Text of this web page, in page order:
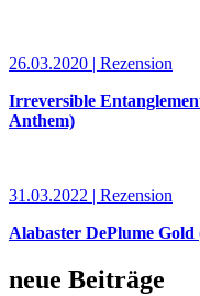
26.03.2020 | Rezension
Irreversible
Anthem)
31.03.2022 | Rezension
Alabaster DePlume
neue Beiträge